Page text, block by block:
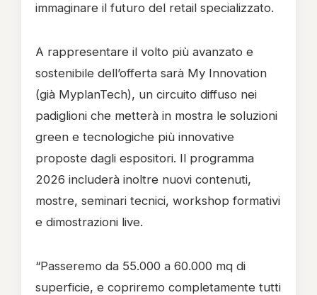
immaginare il futuro del retail specializzato.
A rappresentare il volto più avanzato e
sostenibile dell’offerta sarà My Innovation
(già MyplanTech), un circuito diffuso nei
padiglioni che metterà in mostra le soluzioni
green e tecnologiche più innovative
proposte dagli espositori. Il programma
2026 includerà inoltre nuovi contenuti,
mostre, seminari tecnici, workshop formativi
e dimostrazioni live.
“Passeremo da 55.000 a 60.000 mq di
superficie, e copriremo completamente tutti